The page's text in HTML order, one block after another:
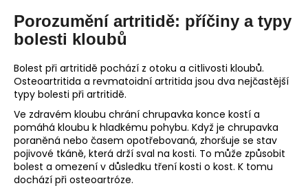
Porozumění artritidě: příčiny a typy
bolesti kloubů
Bolest při artritidě pochází z otoku a citlivosti kloubů.
Osteoartritida a revmatoidní artritida jsou dva nejčastější
typy bolesti při artritidě.
Ve zdravém kloubu chrání chrupavka konce kostí a
pomáhá kloubu k hladkému pohybu. Když je chrupavka
poraněná nebo časem opotřebovaná, zhoršuje se stav
pojivové tkáně, která drží sval na kosti. To může způsobit
bolest a omezení v důsledku tření kosti o kost. K tomu
dochází při osteoartróze.
D
o
o
r
u
č
u
j
e
m